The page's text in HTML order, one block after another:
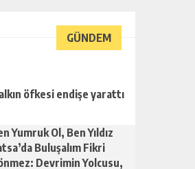
GÜNDEM
öfkesi endişe yarattı
Yumruk Ol, Ben Yıldız
Buluşalım Fikri
Devrimin Yolcusu,